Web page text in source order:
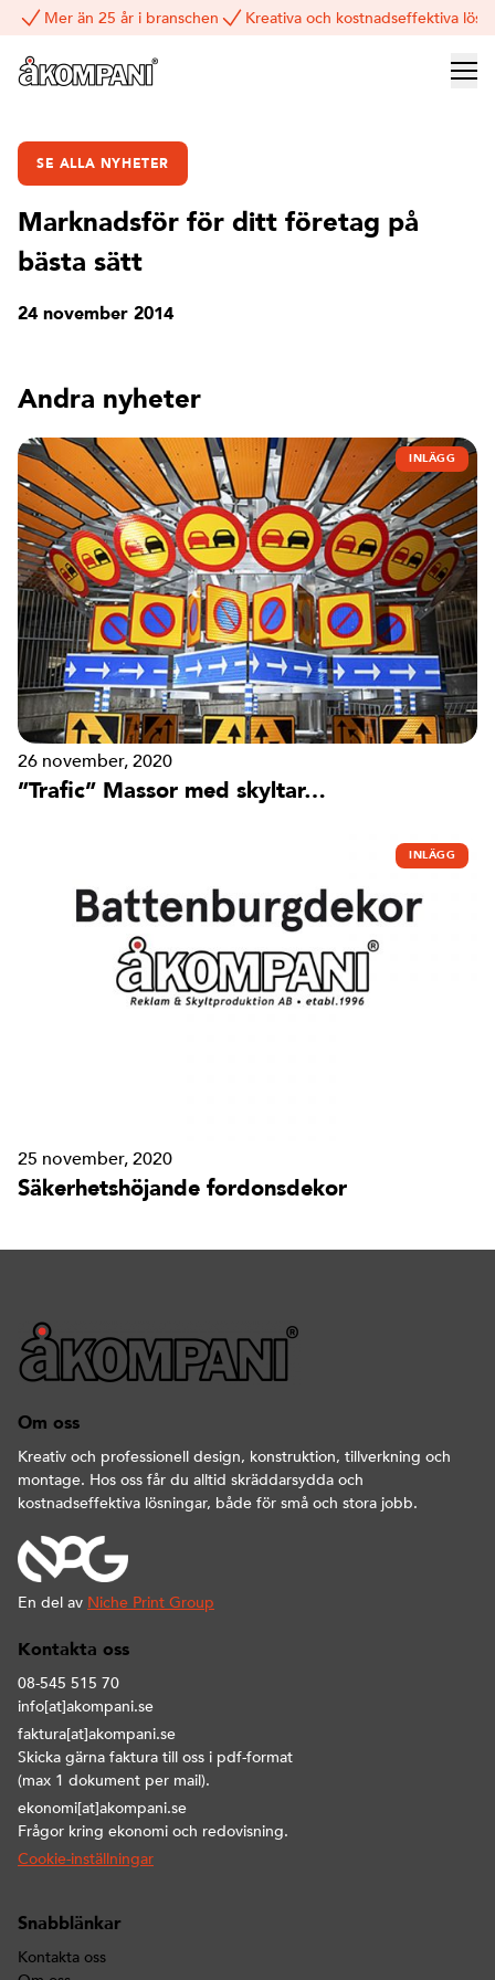
Mer än 25 år i branschen Kreativa och kostnadseffektiva
SE ALLA NYHETER
Marknadsför för ditt företag på
bästa sätt
24 november 2014
Andra nyheter
INLÄGG
26 november, 2020
”Trafic” Massor med skyltar…
INLÄGG
25 november, 2020
Säkerhetshöjande fordonsdekor
Om oss
Kreativ och professionell design, konstruktion, tillverkning och
montage. Hos oss får du alltid skräddarsydda och
kostnadseffektiva lösningar, både för små och stora jobb.
En del av Niche Print Group
Kontakta oss
08-545 515 70
info[at]akompani.se
faktura[at]akompani.se
Skicka gärna faktura till oss i pdf-format
(max 1 dokument per mail).
ekonomi[at]akompani.se
Frågor kring ekonomi och redovisning.
Cookie-inställningar
Snabblänkar
Kontakta oss